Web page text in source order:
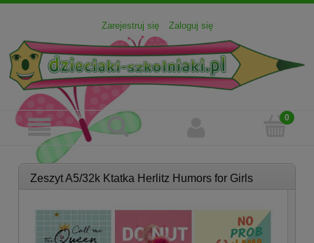
Zarejestruj się Zaloguj się
Zeszyt A5/32k Ktatka Herlitz Humors for Girls